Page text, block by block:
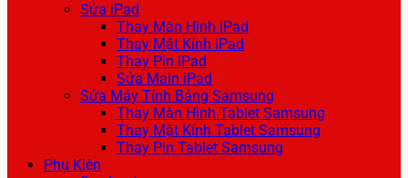
Sửa iPad
Thay Màn Hình iPad
Thay Mặt Kính iPad
Thay Pin iPad
Sửa Main iPad
Sửa Máy Tính Bảng Samsung
Thay Màn Hình Tablet Samsung
Thay Mặt Kính Tablet Samsung
Thay Pin Tablet Samsung
Phụ Kiện